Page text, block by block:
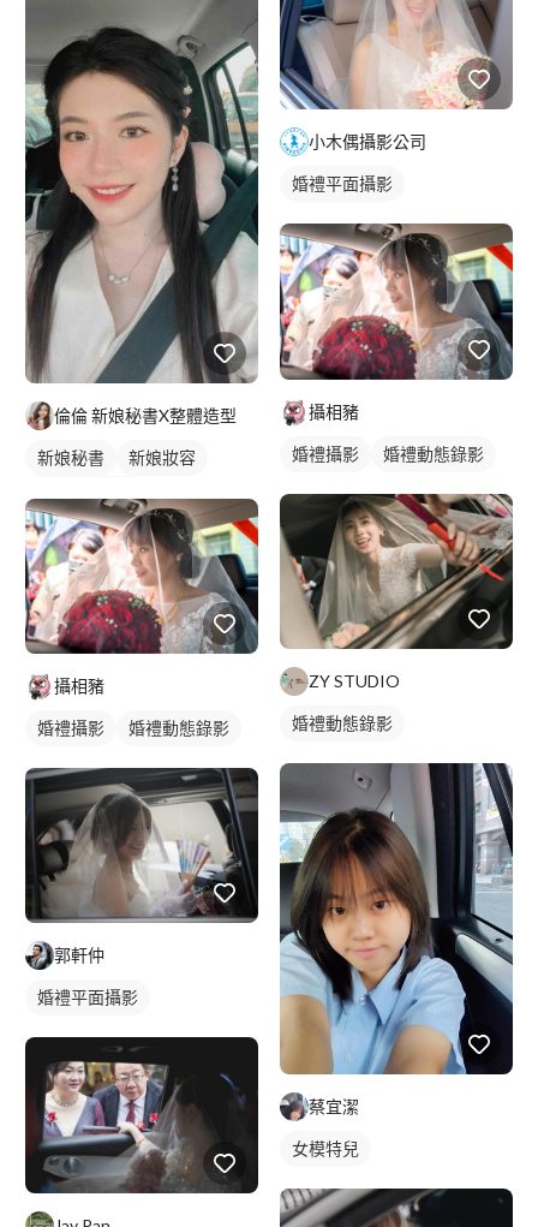
倫倫 新娘秘書X整體造型
新娘秘書
新娘妝容
攝相豬
婚禮攝影 婚禮動態錄影
郭軒仲
婚禮平面攝影
小木偶攝影公司
婚禮平面攝影
攝相豬
婚禮攝影 婚禮動態錄影
ZY STUDIO
婚禮動態錄影
蔡宜潔
女模特兒